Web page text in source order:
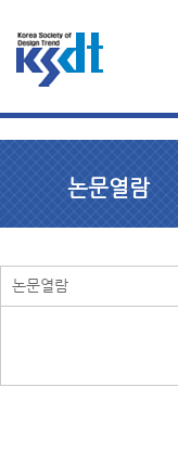
논문열람
논문열람